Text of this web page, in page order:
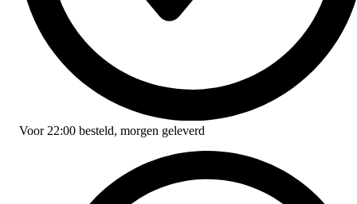
Voor 22:00 besteld, morgen geleverd